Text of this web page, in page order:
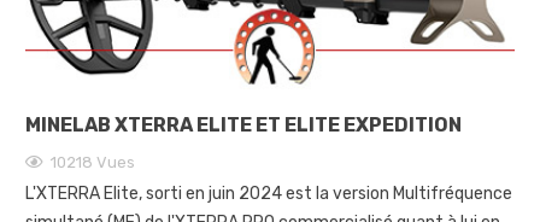
MINELAB XTERRA ELITE ET ELITE EXPEDITION
10218 Vues
L'XTERRA Elite, sorti en juin 2024 est la version Multifréquence